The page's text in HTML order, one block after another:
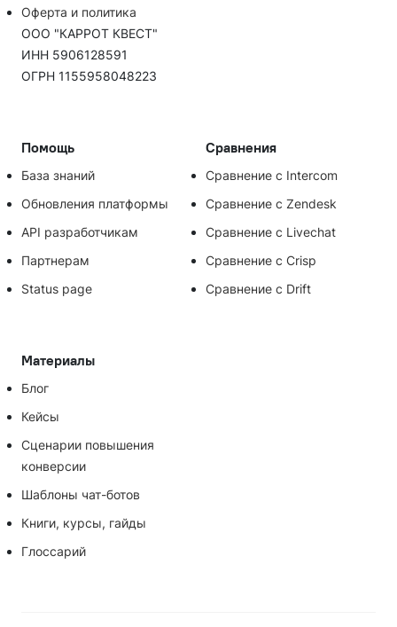
Помощь
База знаний
Обновления платформы
API разработчикам
Партнерам
Status page
Сравнения
Сравнение с Intercom
Сравнение с Zendesk
Сравнение с Livechat
Сравнение с Crisp
Сравнение с Drift
Материалы
Блог
Кейсы
Сценарии повышения
конверсии
Шаблоны чат-ботов
Книги, курсы, гайды
Глоссарий
Оферта и политика
ООО "КАРРОТ КВЕСТ"
ИНН 5906128591
ОГРН 1155958048223